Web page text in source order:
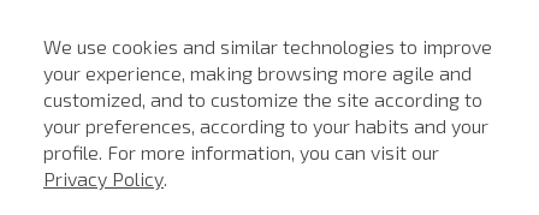
We use cookies and similar technologies to improve
your experience, making browsing more agile and
customized, and to customize the site according to
your preferences, according to your habits and your
profile. For more information, you can visit our
Privacy Policy.